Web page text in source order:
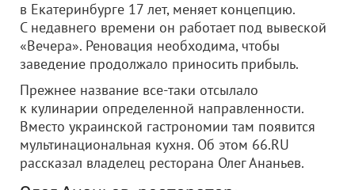
в Екатеринбурге 17 лет, меняет концепцию.
С недавнего времени он работает под вывеской
«Вечера». Реновация необходима, чтобы
заведение продолжало приносить прибыль.
Прежнее название все-таки отсылало
к кулинарии определенной направленности.
Вместо украинской гастрономии там появится
мультинациональная кухня. Об этом 66.RU
рассказал владелец ресторана Олег Ананьев.